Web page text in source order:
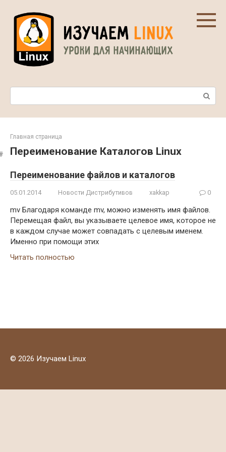
контенту
Поиск:
Главная страница
Переименование Каталогов Linux
Переименование файлов и каталогов
05.01.2014 Новости Дистрибутивов xakkap 0
mv Благодаря команде mv, можно изменять имя файлов.
Перемещая файл, вы указываете целевое имя, которое не
в каждом случае может совпадать с целевым именем.
Именно при помощи этих
Читать полностью
© 2026 Изучаем Linux